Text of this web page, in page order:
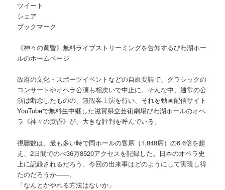
ツイート
シェア
ブックマーク
《神々の黄昏》無料ライブストリーミングを告知するびわ湖ホー
ルのホームページ
政府の文化・スポーツイベントなどの自粛要請で、クラシックの
コンサートやオペラ公演も相次いで中止に。そんな中、通常の公
演は断念したものの、無観客上演を行い、それを動画配信サイト
YouTubeで無料生中継した滋賀県立芸術劇場びわ湖ホールのオペ
ラ《神々の黄昏》が、大きな評判を呼んでいる。
視聴数は、最も多い時で同ホールの客席（1,848席）の6.6倍を超
え、2日間でのべ36万8520アクセスを記録した。日本のオペラ史
上に記録されるだろう、今回の出来事はどのようにして実現し得
たのだろうか――。
「なんとかやれる方法はないか」